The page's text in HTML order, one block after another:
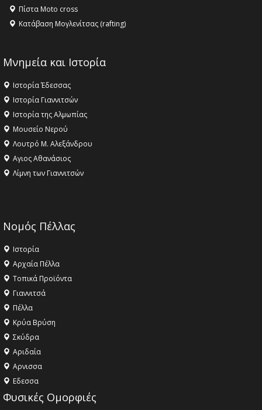
Πίστα Moto cross
Κατάβαση Μογλενίτσας (rafting)
Μνημεία και Ιστορία
Ιστορία Έδεσσας
Ιστορία Γιαννιτσών
Ιστορία της Αλμωπίας
Μουσείο Νερού
Λουτρό Μ. Αλεξάνδρου
Αγιος Αθανάσιος
Λίμνη των Γιαννιτσών
Νομός Πέλλας
Ιστορία
Αρχαία Πέλλα
Τοπικά Προϊόντα
Γιαννιτσά
Πέλλα
Κρύα Βρύση
Σκύδρα
Αριδαία
Aρνισσα
Eδεσσα
Φυσικές Ομορφιές